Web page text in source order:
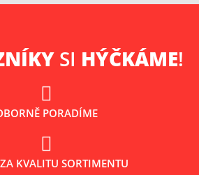
SI HÝČKÁME!
PORADÍME
KVALITU SORTIMENTU